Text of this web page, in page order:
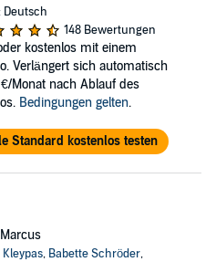
Als Erstes verschaffen sie
der Saison. Unter den Gästen
der Hörverlag
Deutsch
148 Bewertungen
kostenlos mit einem
Verlängert sich automatisch
Monat nach Ablauf des
Bedingungen gelten.
Standard kostenlos testen
Kleypas, Babette Schröder,